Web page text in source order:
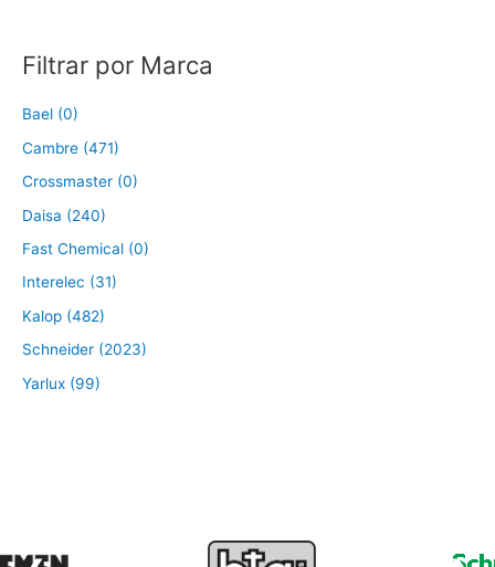
Filtrar por Marca
Bael (0)
Cambre (471)
Crossmaster (0)
Daisa (240)
Fast Chemical (0)
Interelec (31)
Kalop (482)
Schneider (2023)
Yarlux (99)